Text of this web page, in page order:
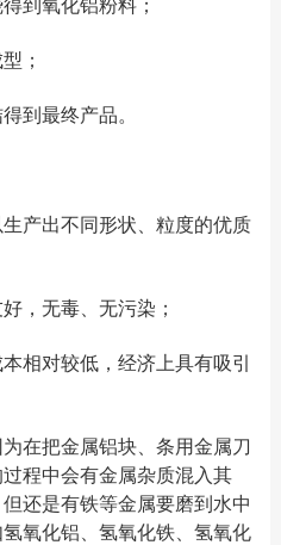
到氧化铝粉料；
；
到最终产品。
产出不同形状、粒度的优质
，无毒、无污染；
相对较低，经济上具有吸引
在把金属铝块、条用金属刀
程中会有金属杂质混入其
还是有铁等金属要磨到水中
氧化铝、氢氧化铁、氢氧化